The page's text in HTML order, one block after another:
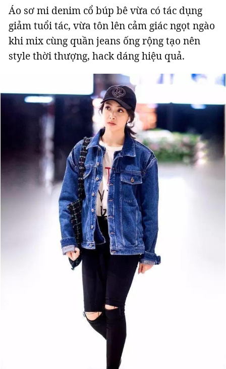
Áo sơ mi denim cổ búp bê vừa có tác dụng
giảm tuổi tác, vừa tôn lên cảm giác ngọt ngào
khi mix cùng quần jeans ống rộng tạo nên
style thời thượng, hack dáng hiệu quả.